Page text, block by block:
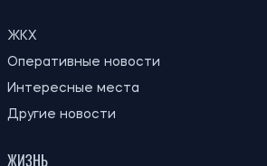
ЖКХ
Оперативные новости
Интересные места
Другие новости
ЖИЗНЬ